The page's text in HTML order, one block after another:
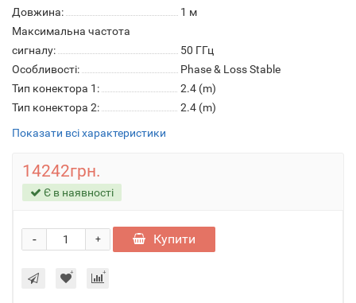
Довжина:
1 м
Максимальна частота
сигналу:
50 ГГц
Особливості:
Phase & Loss Stable
Тип конектора 1:
2.4 (m)
Тип конектора 2:
2.4 (m)
Показати всі характеристики
14242грн.
Є в наявності
+
- Купити